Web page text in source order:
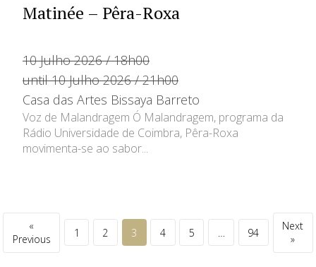
Matinée – Pêra-Roxa
10 Julho 2026 / 18h00
until 10 Julho 2026 / 21h00
Casa das Artes Bissaya Barreto
Voz de Malandragem Ó Malandragem, programa da
Rádio Universidade de Coimbra, Pêra-Roxa
movimenta-se ao sabor...
«
Previous
1 2 3 4 5 94
Next
»